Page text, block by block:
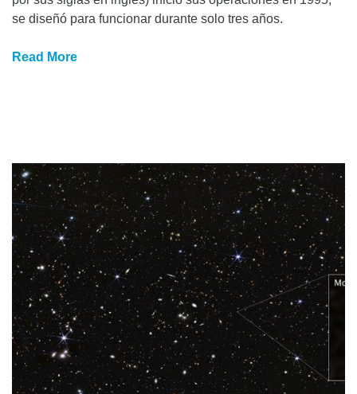
se diseñó para funcionar durante solo tres años.
Read More